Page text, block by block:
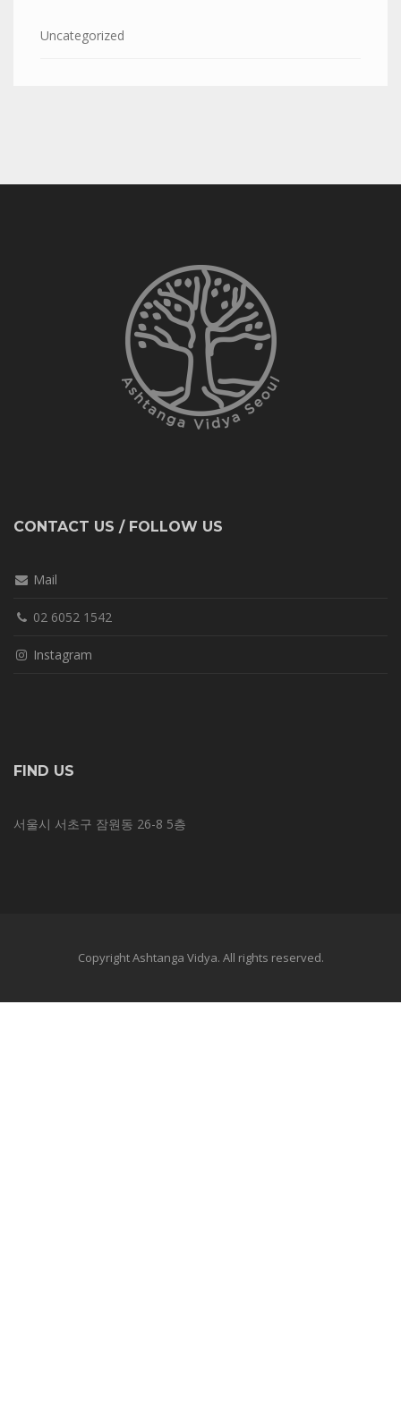
Uncategorized
CONTACT US / FOLLOW US
Mail
02 6052 1542
Instagram
FIND US
서울시 서초구 잠원동 26-8 5층
Copyright Ashtanga Vidya. All rights reserved.